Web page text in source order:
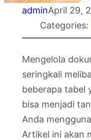
adminApril 29,
Categories:
Mengelola
seringkali
beberapa tabel
bisa menjadi
Anda
Artikel ini akan